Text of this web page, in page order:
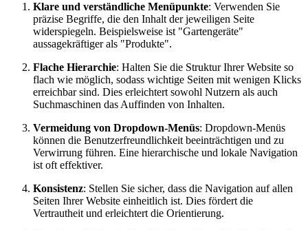
Klare und verständliche Menüpunkte: Verwenden Sie
präzise Begriffe, die den Inhalt der jeweiligen Seite
widerspiegeln. Beispielsweise ist "Gartengeräte"
aussagekräftiger als "Produkte".
Flache Hierarchie: Halten Sie die Struktur Ihrer Website so
flach wie möglich, sodass wichtige Seiten mit wenigen Klicks
erreichbar sind. Dies erleichtert sowohl Nutzern als auch
Suchmaschinen das Auffinden von Inhalten.
Vermeidung von Dropdown-Menüs: Dropdown-Menüs
können die Benutzerfreundlichkeit beeinträchtigen und zu
Verwirrung führen. Eine hierarchische und lokale Navigation
ist oft effektiver.
Konsistenz: Stellen Sie sicher, dass die Navigation auf allen
Seiten Ihrer Website einheitlich ist. Dies fördert die
Vertrautheit und erleichtert die Orientierung.